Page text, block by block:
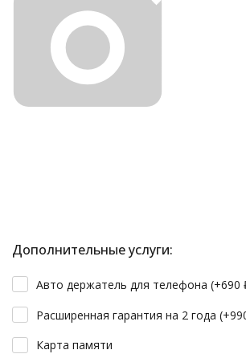
Дополнительные услуги:
Авто держатель для телефона (+690
Расширенная гарантия на 2 года (+
Карта памяти